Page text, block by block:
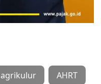
agrikulur AHRT